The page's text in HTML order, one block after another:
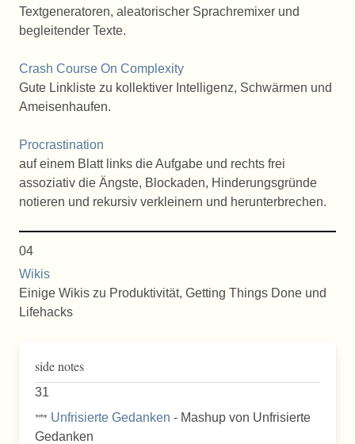
Textgeneratoren, aleatorischer Sprachremixer und
begleitender Texte.
Crash Course On Complexity
Gute Linkliste zu kollektiver Intelligenz, Schwärmen und
Ameisenhaufen.
Procrastination
auf einem Blatt links die Aufgabe und rechts frei
assoziativ die Ängste, Blockaden, Hinderungsgründe
notieren und rekursiv verkleinern und herunterbrechen.
04
Wikis
Einige Wikis zu Produktivität, Getting Things Done und
Lifehacks
side notes
31
Unfrisierte Gedanken - Mashup von Unfrisierte
Gedanken